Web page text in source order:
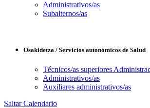
Administrativos/as
Subalternos/as
Osakidetza / Servicios autonómicos de Salud
Técnicos/as superiores
Administrativos/as
Auxiliares administrativos/as
Saltar Calendario